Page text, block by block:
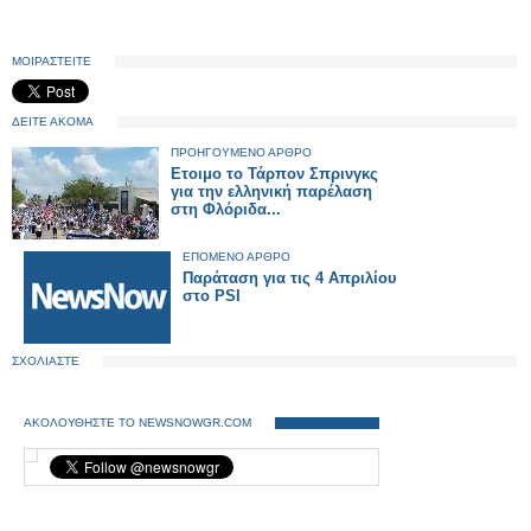
ΜΟΙΡΑΣΤΕΙΤΕ
ΔΕΙΤΕ ΑΚΟΜΑ
ΠΡΟΗΓΟΥΜΕΝΟ ΑΡΘΡΟ
Ετοιμο το Τάρπον Σπρινγκς
για την ελληνική παρέλαση
στη Φλόριδα...
ΕΠΟΜΕΝΟ ΑΡΘΡΟ
Παράταση για τις 4 Απριλίου
στο PSI
ΣΧΟΛΙΑΣΤΕ
ΑΚΟΛΟΥΘΗΣΤΕ ΤΟ NEWSNOWGR.COM